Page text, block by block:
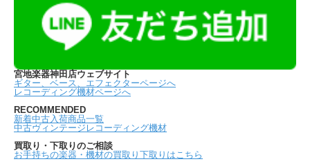
宮地楽器神田店ウェブサイト
ギター、ベース、エフェクターページへ
レコーディング機材ページへ
RECOMMENDED
新着中古入荷商品一覧
中古ヴィンテージレコーディング機材
買取り・下取りのご相談
お手持ちの楽器・機材の買取り下取りはこちら